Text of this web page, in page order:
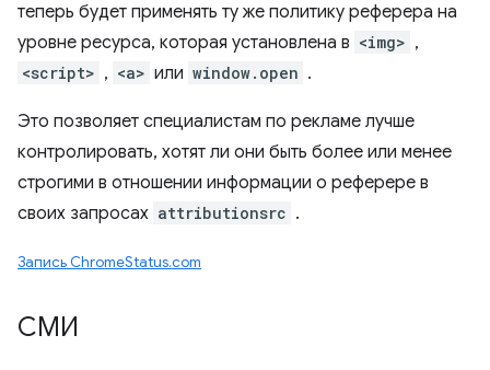
теперь будет применять ту же политику реферера на
уровне ресурса, которая установлена ​​в <img> ,
<script> , <a> или window.open .
Это позволяет специалистам по рекламе лучше
контролировать, хотят ли они быть более или менее
строгими в отношении информации о реферере в
своих запросах attributionsrc .
Запись ChromeStatus.com
СМИ